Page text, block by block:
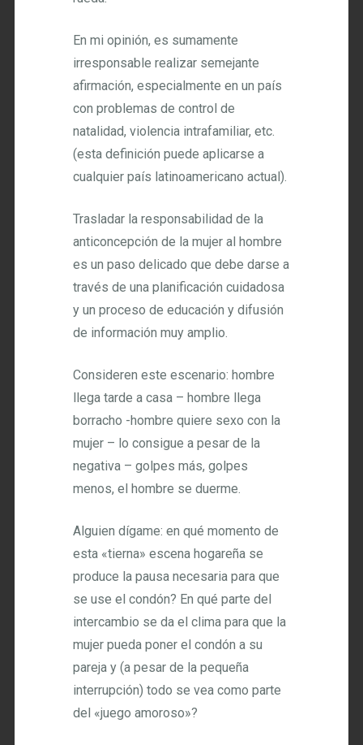
En mi opinión, es sumamente
irresponsable realizar semejante
afirmación, especialmente en un país
con problemas de control de
natalidad, violencia intrafamiliar, etc.
(esta definición puede aplicarse a
cualquier país latinoamericano actual).
Trasladar la responsabilidad de la
anticoncepción de la mujer al hombre
es un paso delicado que debe darse a
través de una planificación cuidadosa
y un proceso de educación y difusión
de información muy amplio.
Consideren este escenario: hombre
llega tarde a casa – hombre llega
borracho -hombre quiere sexo con la
mujer – lo consigue a pesar de la
negativa – golpes más, golpes
menos, el hombre se duerme.
Alguien dígame: en qué momento de
esta «tierna» escena hogareña se
produce la pausa necesaria para que
se use el condón? En qué parte del
intercambio se da el clima para que la
mujer pueda poner el condón a su
pareja y (a pesar de la pequeña
interrupción) todo se vea como parte
del «juego amoroso»?